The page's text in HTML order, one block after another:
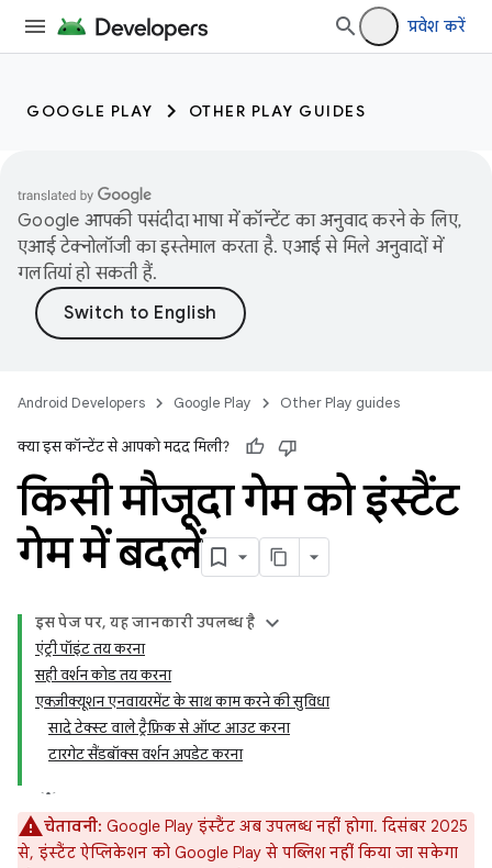
प्रवेश करें
GOOGLE PLAY OTHER PLAY GUIDES
Google आपकी पसंदीदा भाषा में कॉन्टेंट का अनुवाद करने के लिए,
एआई टेक्नोलॉजी का इस्तेमाल करता है. एआई से मिले अनुवादों में
गलतियां हो सकती हैं.
Android Developers Google Play Other Play guides
क्या इस कॉन्टेंट से आपको मदद मिली?
किसी मौजूदा गेम को इंस्टैंट
गेम में बदलें
इस पेज पर, यह जानकारी उपलब्ध है
एंट्री पॉइंट तय करना
सही वर्शन कोड तय करना
एक्ज़ीक्यूशन एनवायरमेंट के साथ काम करने की सुविधा
सादे टेक्स्ट वाले ट्रैफ़िक से ऑप्ट आउट करना
टारगेट सैंडबॉक्स वर्शन अपडेट करना
चेतावनी: Google Play इंस्टैंट अब उपलब्ध नहीं होगा. दिसंबर 2025
से, इंस्टैंट ऐप्लिकेशन को Google Play से पब्लिश नहीं किया जा सकेगा